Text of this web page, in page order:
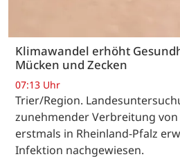
Klimawandel erhöht
Mücken und Zecken
07:13 Uhr
Trier/Region.
zunehmender Verbreitung
erstmals in Rheinland-Pfalz
Infektion nachgewiesen.